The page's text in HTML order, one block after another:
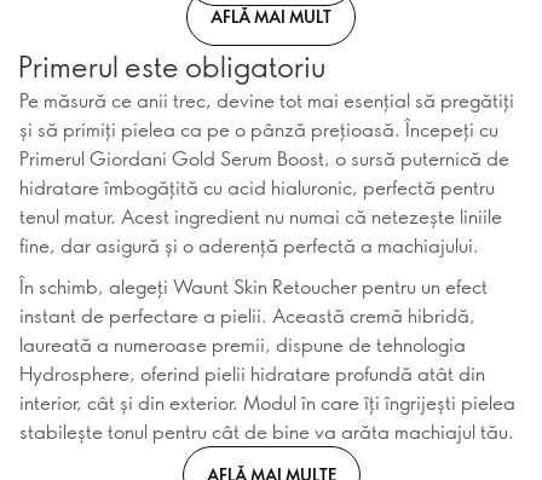
AFLĂ MAI MULT
Primerul este obligatoriu
Pe măsură ce anii trec, devine tot mai esențial să pregătiți
și să primiți pielea ca pe o pânză prețioasă. Începeți cu
Primerul Giordani Gold Serum Boost, o sursă puternică de
hidratare îmbogățită cu acid hialuronic, perfectă pentru
tenul matur. Acest ingredient nu numai că netezește liniile
fine, dar asigură și o aderență perfectă a machiajului.
În schimb, alegeți Waunt Skin Retoucher pentru un efect
instant de perfectare a pielii. Această cremă hibridă,
laureată a numeroase premii, dispune de tehnologia
Hydrosphere, oferind pielii hidratare profundă atât din
interior, cât și din exterior. Modul în care îți îngrijești pielea
stabilește tonul pentru cât de bine va arăta machiajul tău.
AFLĂ MAI MULTE